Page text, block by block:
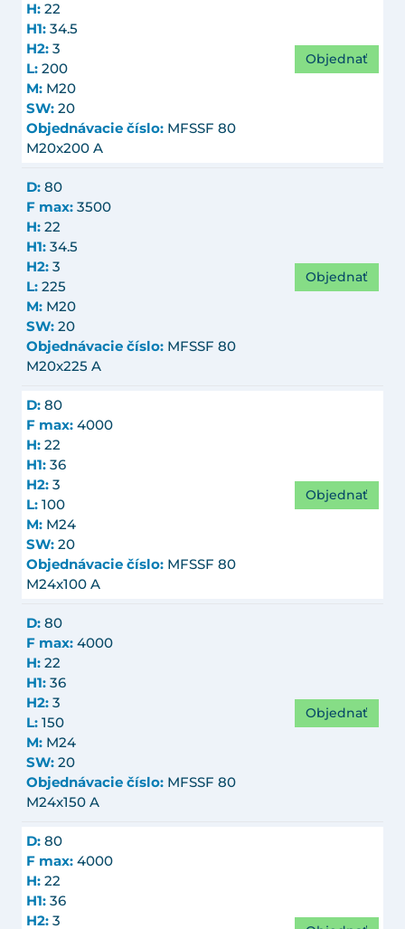
H: 22
H1: 34.5
H2: 3
L: 200
M: M20
SW: 20
Objednávacie číslo: MFSSF 80
M20x200 A
Objednať
D: 80
F max: 3500
H: 22
H1: 34.5
H2: 3
L: 225
M: M20
SW: 20
Objednávacie číslo: MFSSF 80
M20x225 A
Objednať
D: 80
F max: 4000
H: 22
H1: 36
H2: 3
L: 100
M: M24
SW: 20
Objednávacie číslo: MFSSF 80
M24x100 A
Objednať
D: 80
F max: 4000
H: 22
H1: 36
H2: 3
L: 150
M: M24
SW: 20
Objednávacie číslo: MFSSF 80
M24x150 A
Objednať
D: 80
F max: 4000
H: 22
H1: 36
H2: 3